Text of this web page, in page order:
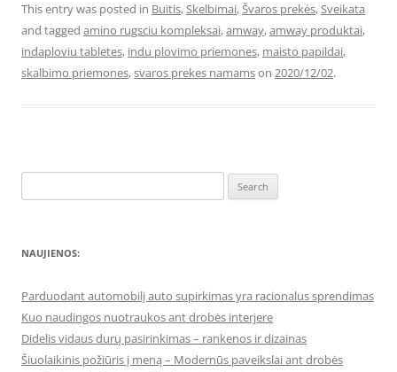
This entry was posted in Buitis,Skelbimai,Švaros prekės,Sveikata
and tagged amino rugsciu kompleksai,amway,amway produktai,
indaploviu tabletes, indu plovimo priemones, maisto papildai,
skalbimo priemones,svaros prekes namamson 2020/12/02.
for:
NAUJIENOS:
Parduodant automobilį auto supirkimas yra racionalus sprendimas
Kuo naudingos nuotraukos ant drobės interjere
Didelis vidaus durų pasirinkimas – rankenos ir dizainas
Šiuolaikinis požiūris į meną – Modernūs paveikslai ant drobės